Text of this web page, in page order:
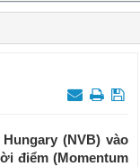
(NVB) vào
điểm (Momentum